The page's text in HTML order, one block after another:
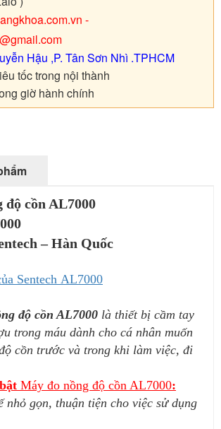
-
Hậu ,P. Tân Sơn Nhì .TPHCM
tốc trong nội thành
giờ hành chính
độ cồn AL7000
– Hàn Quốc
Sentech AL7000
độ cồn AL7000 là thiết bị cầm tay
trong máu dành cho cá nhân muốn
cồn trước và trong khi làm việc, đi
Máy đo nồng độ cồn AL7000:
nhỏ gọn, thuận tiện cho việc sử dụng